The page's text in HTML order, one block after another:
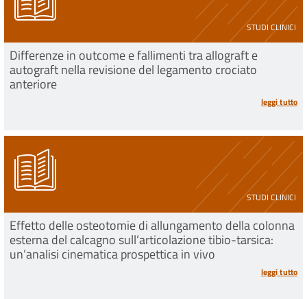
STUDI CLINICI
Differenze in outcome e fallimenti tra allograft e
autograft nella revisione del legamento crociato
anteriore
leggi tutto
STUDI CLINICI
Effetto delle osteotomie di allungamento della colonna
esterna del calcagno sull’articolazione tibio-tarsica:
un’analisi cinematica prospettica in vivo
leggi tutto